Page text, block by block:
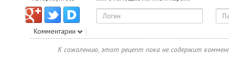
Комментарии
К сожалению, этот рецепт пока не содержит